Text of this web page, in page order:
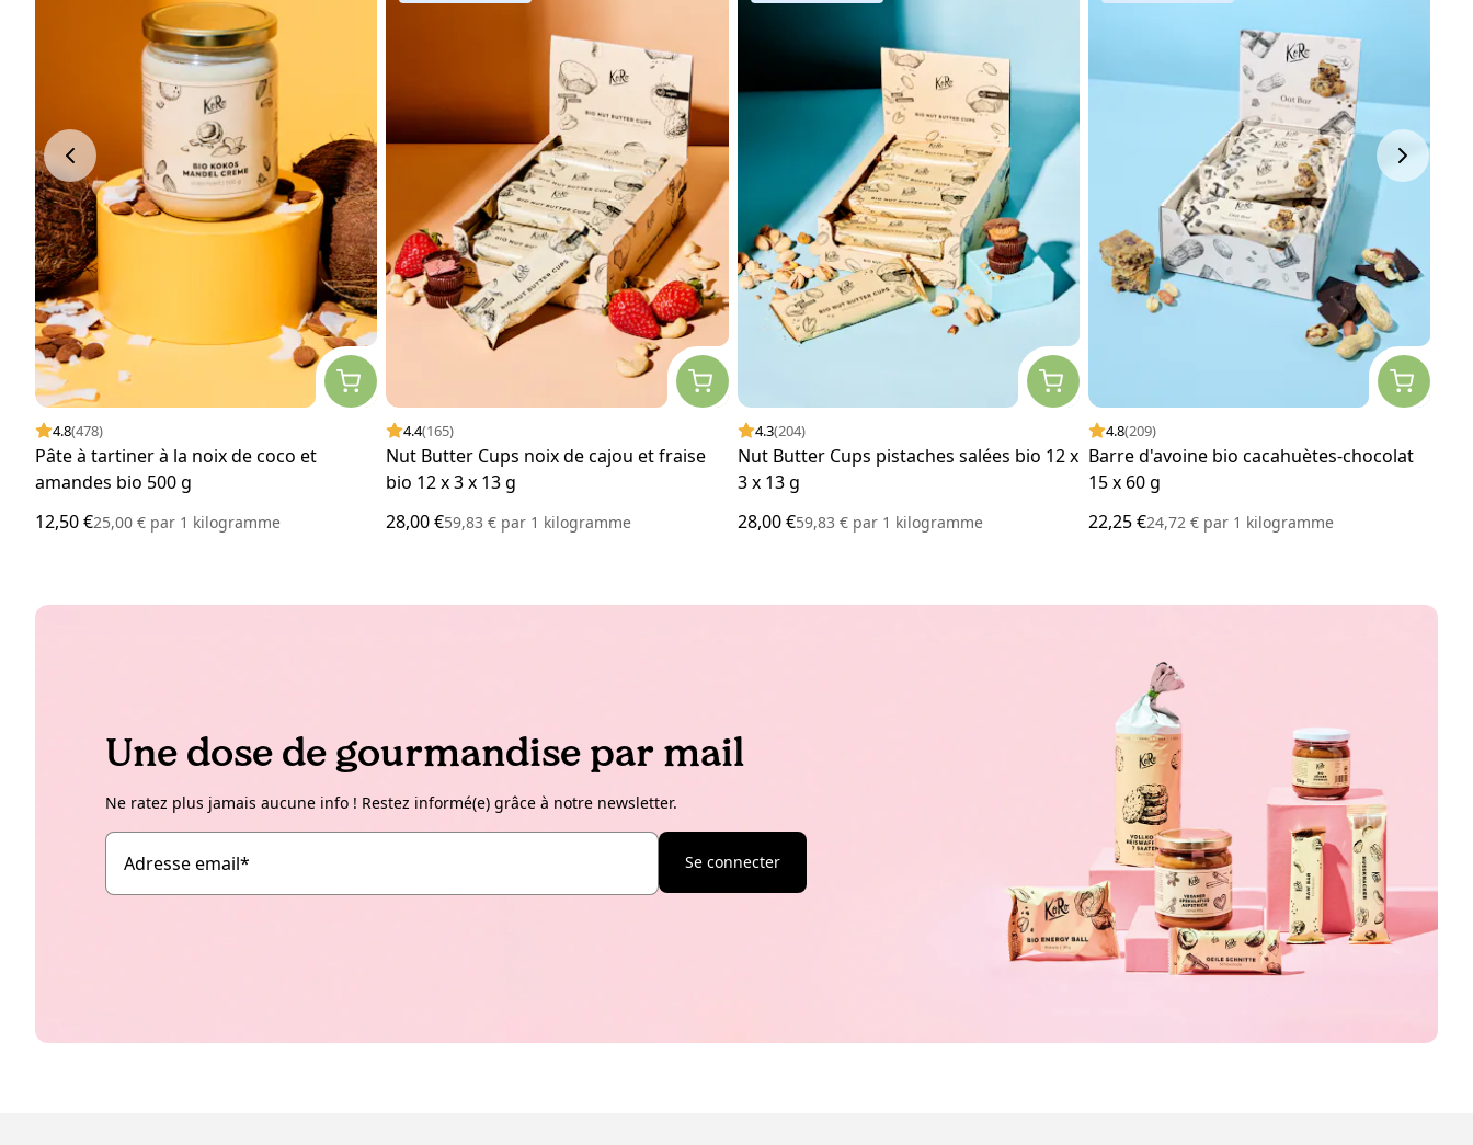
4.8(478)
Pâte à tartiner à la noix de coco et
amandes bio 500 g
12,50 €25,00 € par 1 kilogramme
4.4(165)
Nut Butter Cups noix de cajou et fraise
bio 12 x 3 x 13 g
28,00 €59,83 € par 1 kilogramme
4.3(204)
Nut Butter Cups pistaches salées bio 12 x
3 x 13 g
28,00 €59,83 € par1 kilogramme
4.8(209)
Barre d'avoine bio cacahuètes-chocolat
15 x 60 g
22,25 €24,72 € par1 kilogramme
Une dose de gourmandise par mail
Ne ratez plus jamais aucune info ! Restez informé(e) grâce à notre newsletter.
Adresse email* Se connecter